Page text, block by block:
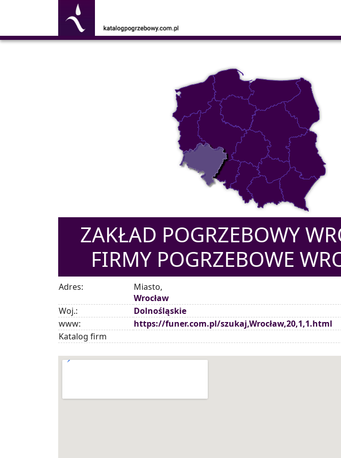
ZAKŁAD POGRZEBOWY
FIRMY POGRZEBOWE
Adres:
Miasto,
Wrocław
Woj.:
Dolnośląskie
www:
https://funer.com.pl/szukaj,Wrocław,20,1,1.html
Katalog firm